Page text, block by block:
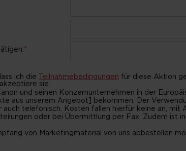
*
ich die Teilnahmebedingungen für diese Aktion
sie.
und seinen Konzernunternehmen in der
aus unserem Angebot] bekommen. Der
auch telefonisch. Kosten fallen hierfür keine an,
oder bei Übermittlung per Fax. Zudem ist
von Marketingmaterial von uns abbestellen